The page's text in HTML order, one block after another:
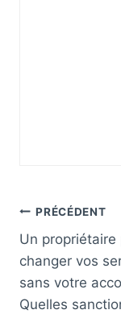
de
l’article
PRÉCÉDENT
Un propriétaire
changer vos
sans votre
Quelles